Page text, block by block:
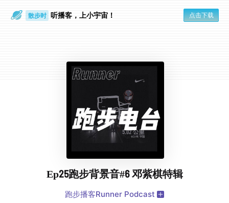
散步时 听播客，上小宇宙！ 点击下载
Ep25跑步背景音#6 邓紫棋特辑
跑步播客Runner Podcast